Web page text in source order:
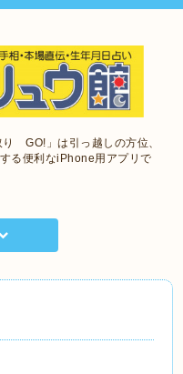
GO!」は引っ越しの方位、
る便利なiPhone用アプリで